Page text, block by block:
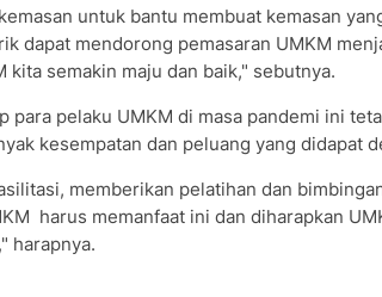
untuk bantu membuat kemasan
dapat mendorong pemasaran UMKM
kita semakin maju dan baik," sebutnya.
para pelaku UMKM di masa pandemi ini
kesempatan dan peluang yang didapat
memberikan pelatihan dan
harus memanfaat ini dan diharapkan
harapnya.